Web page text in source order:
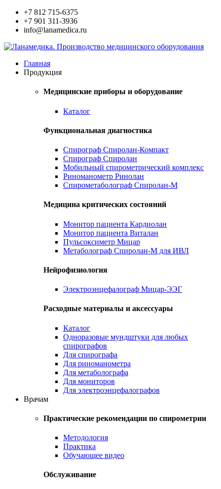
+7 812 715-6375
+7 901 311-3936
info@lanamedica.ru
Главная
Продукция
Медицинские приборы и оборудование
Каталог
Функциональная диагностика
Спирограф Спиролан-Компакт
Спирограф Спиролан
Мобильный спирометрический комплекс
Риноманометр Ринолан
Спирометаболограф Спиролан-М
Медицина критических состояний
Монитор пациента Кардиолан
Монитор пациента Виталан
Пульсоксиметр Мицар
Метаболограф Спиролан-М для ИВЛ
Нейрофизиология
Электроэнцефалограф Мицар-ЭЭГ
Расходные материалы и аксессуары
Каталог
Одноразовые мундштуки для любых
спирографов
Для спирографа
Для риноманометра
Для метаболографа
Для мониторов
Для электроэнцефалографов
Врачам
Практические рекомендации по спирометрии
Методология
Практика
Обучающее видео
Обслуживание